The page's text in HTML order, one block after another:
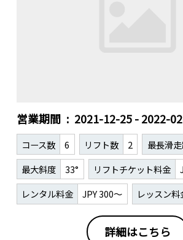
営業期間 2021-12-25 - 2022-
コース数 6 リフト数 2 最長滑
最大斜度
33° リフトチケット料金
レンタル料金
JPY 300～ レッスン料
詳細はこちら